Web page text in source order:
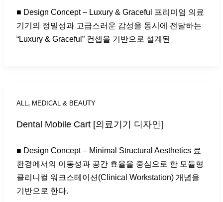
■ Design Concept – Luxury & Graceful 프리미엄 의료
기기의 정밀성과 고급스러운 감성을 동시에 전달하는
“Luxury & Graceful” 컨셉을 기반으로 설계된
ALL, MEDICAL & BEAUTY
Dental Mobile Cart [의료기기 디자인]
■ Design Concept – Minimal Structural Aesthetics 료
환경에서의 이동성과 공간 효율을 중심으로 한 모듈형
클리니컬 워크스테이션(Clinical Workstation) 개념을
기반으로 한다.